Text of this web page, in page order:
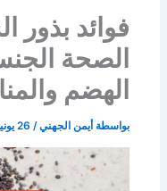
فوائد بذور
الصحة
الهضم
بواسطة أيمن الجهني/ 26 يونيو 2025